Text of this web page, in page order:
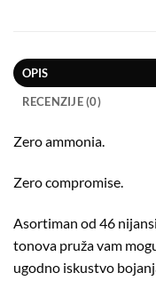
OPIS
RECENZIJE (0)
Zero ammonia.
Zero compromise.
Asortiman od 46
tonova pruža vam
ugodno iskustvo